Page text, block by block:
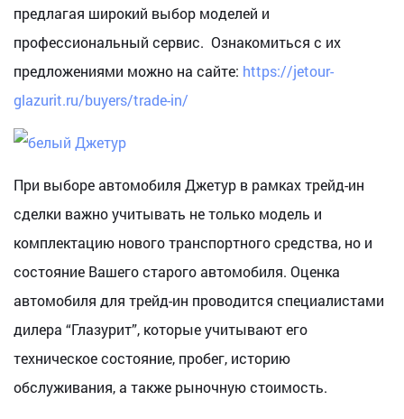
предлагая широкий выбор моделей и
профессиональный сервис. Ознакомиться с их
предложениями можно на сайте: https://jetour-
glazurit.ru/buyers/trade-in/
При выборе автомобиля Джетур в рамках трейд-ин
сделки важно учитывать не только модель и
комплектацию нового транспортного средства, но и
состояние Вашего старого автомобиля. Оценка
автомобиля для трейд-ин проводится специалистами
дилера “Глазурит”, которые учитывают его
техническое состояние, пробег, историю
обслуживания, а также рыночную стоимость.